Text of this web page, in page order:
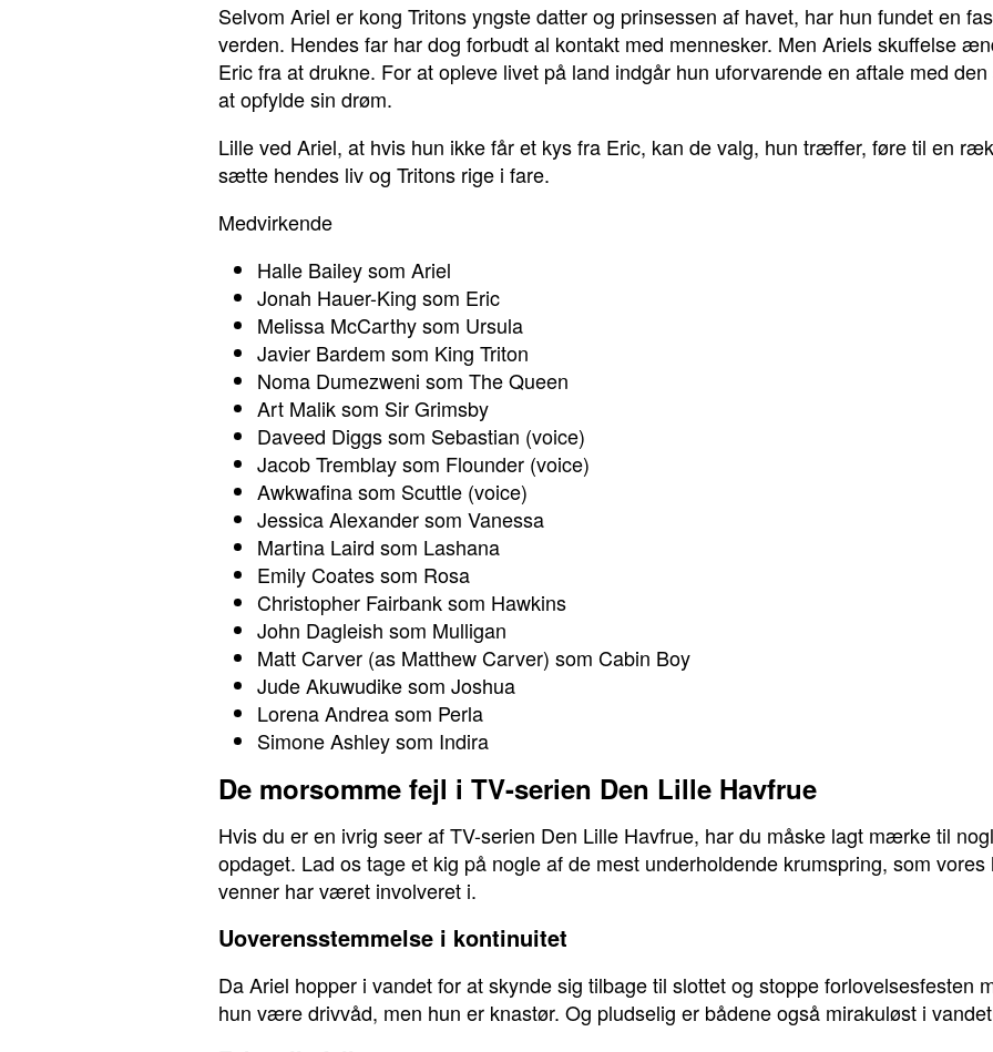
Selvom Ariel er kong Tritons yngste datter og prinsessen af havet, har hun fundet en
verden. Hendes far har dog forbudt al kontakt med mennesker. Men Ariels skuffelse
Eric fra at drukne. For at opleve livet på land indgår hun uforvarende en aftale med
at opfylde sin drøm.
Lille ved Ariel, at hvis hun ikke får et kys fra Eric, kan de valg, hun træffer, føre til en
sætte hendes liv og Tritons rige i fare.
Medvirkende
Halle Bailey som Ariel
Jonah Hauer-King som Eric
Melissa McCarthy som Ursula
Javier Bardem som King Triton
Noma Dumezweni som The Queen
Art Malik som Sir Grimsby
Daveed Diggs som Sebastian (voice)
Jacob Tremblay som Flounder (voice)
Awkwafina som Scuttle (voice)
Jessica Alexander som Vanessa
Martina Laird som Lashana
Emily Coates som Rosa
Christopher Fairbank som Hawkins
John Dagleish som Mulligan
Matt Carver (as Matthew Carver) som Cabin Boy
Jude Akuwudike som Joshua
Lorena Andrea som Perla
Simone Ashley som Indira
De morsomme fejl i TV-serien Den Lille Havfrue
Hvis du er en ivrig seer af TV-serien Den Lille Havfrue, har du måske lagt mærke til
opdaget. Lad os tage et kig på nogle af de mest underholdende krumspring, som
venner har været involveret i.
Uoverensstemmelse i kontinuitet
Da Ariel hopper i vandet for at skynde sig tilbage til slottet og stoppe forlovelsesfesten
hun være drivvåd, men hun er knastør. Og pludselig er bådene også mirakuløst i